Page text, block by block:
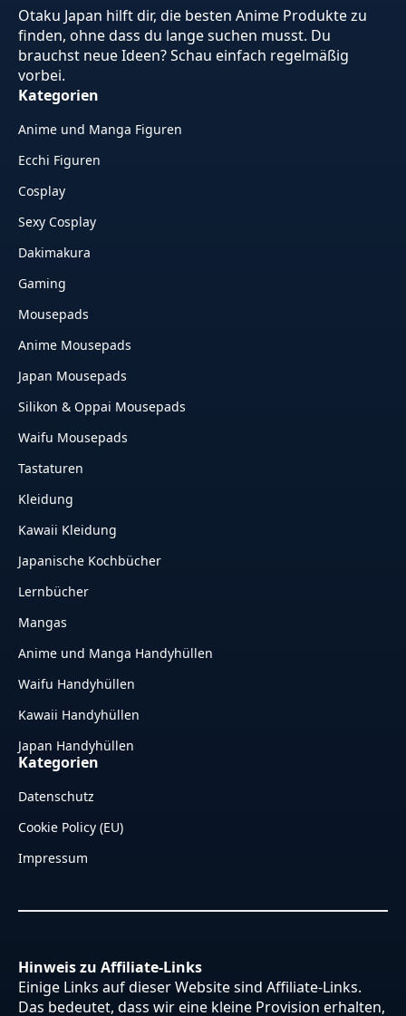
Otaku Japan hilft dir, die besten Anime Produkte zu
finden, ohne dass du lange suchen musst. Du
brauchst neue Ideen? Schau einfach regelmäßig
vorbei.
Kategorien
Anime und Manga Figuren
Ecchi Figuren
Cosplay
Sexy Cosplay
Dakimakura
Gaming
Mousepads
Anime Mousepads
Japan Mousepads
Silikon & Oppai Mousepads
Waifu Mousepads
Tastaturen
Kleidung
Kawaii Kleidung
Japanische Kochbücher
Lernbücher
Mangas
Anime und Manga Handyhüllen
Waifu Handyhüllen
Kawaii Handyhüllen
Japan Handyhüllen
Kategorien
Datenschutz
Cookie Policy (EU)
Impressum
Hinweis zu Affiliate-Links
Einige Links auf dieser Website sind Affiliate-Links.
Das bedeutet, dass wir eine kleine Provision erhalten,